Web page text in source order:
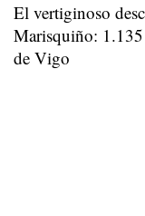
El vertiginoso
Marisquiño:
de Vigo